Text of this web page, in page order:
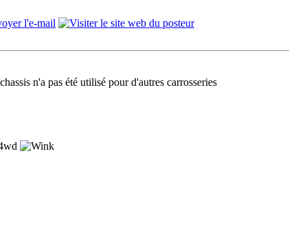
n'a pas été utilisé pour d'autres carrosseries